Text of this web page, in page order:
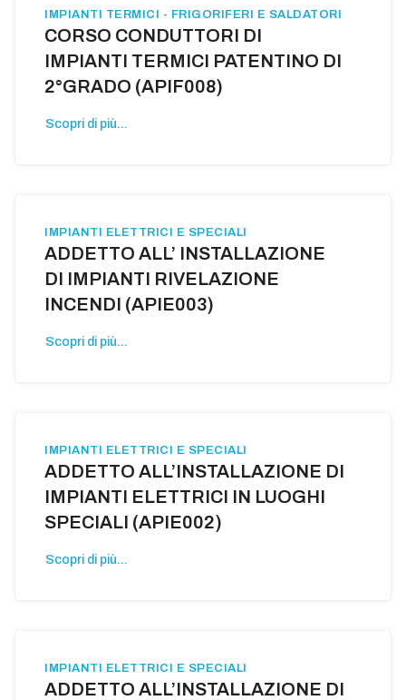
IMPIANTI TERMICI - FRIGORIFERI E SALDATORI
CORSO CONDUTTORI DI
IMPIANTI TERMICI PATENTINO DI
2°GRADO (APIF008)
Scopri di più...
IMPIANTI ELETTRICI E SPECIALI
ADDETTO ALL’ INSTALLAZIONE
DI IMPIANTI RIVELAZIONE
INCENDI (APIE003)
Scopri di più...
IMPIANTI ELETTRICI E SPECIALI
ADDETTO ALL’INSTALLAZIONE DI
IMPIANTI ELETTRICI IN LUOGHI
SPECIALI (APIE002)
Scopri di più...
IMPIANTI ELETTRICI E SPECIALI
ADDETTO ALL’INSTALLAZIONE DI